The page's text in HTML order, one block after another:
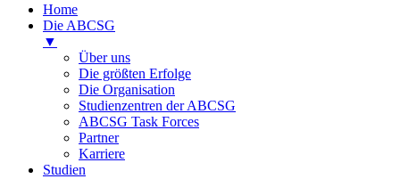
Home
Die ABCSG
▼
Über uns
Die größten Erfolge
Die Organisation
Studienzentren der ABCSG
ABCSG Task Forces
Partner
Karriere
Studien